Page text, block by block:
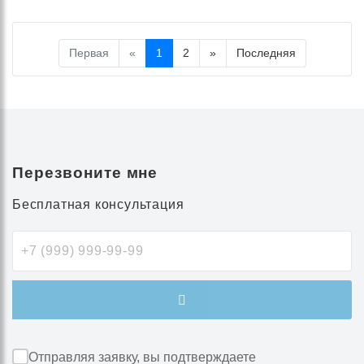
Первая « 1 2 » Последняя
Перезвоните мне
Бесплатная консультация
Отправляя заявку, вы подтверждаете